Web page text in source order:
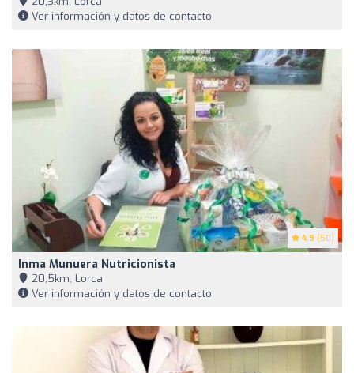
Ver información y datos de contacto
4.9 (50)
Inma Munuera Nutricionista
20,5km, Lorca
Ver información y datos de contacto